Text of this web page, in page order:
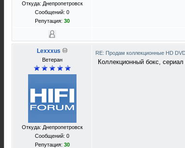
Откуда: Днепропетровск
Сообщений: 0
Репутация: 30
Lexxxus
Ветеран
Откуда: Днепропетровск
Сообщений: 0
Репутация: 30
RE: Продам коллекционные HD
Коллекционный бокс,